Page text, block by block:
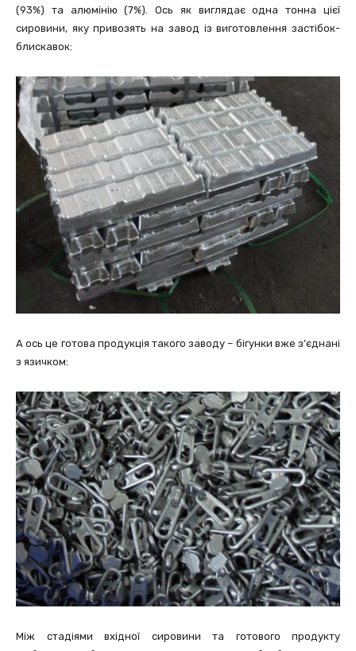
(93%) та алюмінію (7%). Ось як виглядає одна тонна цієї
сировини, яку привозять на завод із виготовлення застібок-
блискавок:
А ось це готова продукція такого заводу – бігунки вже з’єднані
з язичком:
Між стадіями вхідної сировини та готового продукту